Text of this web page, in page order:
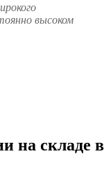
высоком
на складе в